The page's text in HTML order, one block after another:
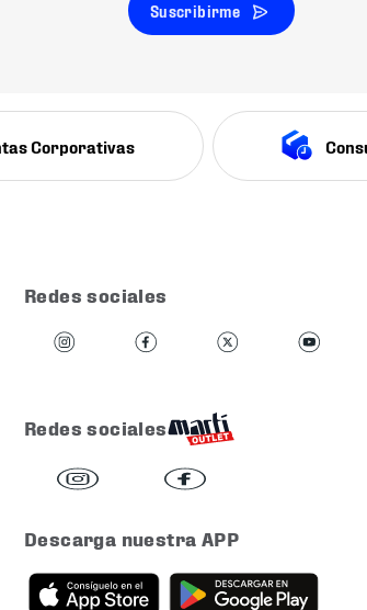
Suscribirme
Corporativas
Redes sociales
Redes sociales
Descarga nuestra APP